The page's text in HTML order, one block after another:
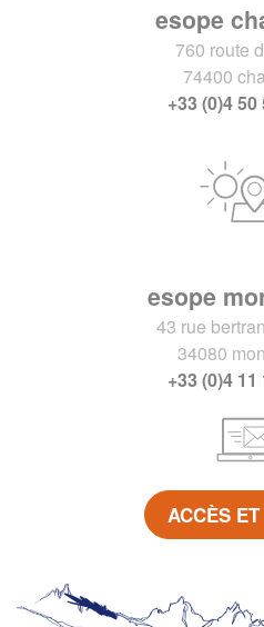
esope
760 route
74400
+33 (0)4 50
esope
43 rue
34080
+33 (0)4 11
ACCÈS